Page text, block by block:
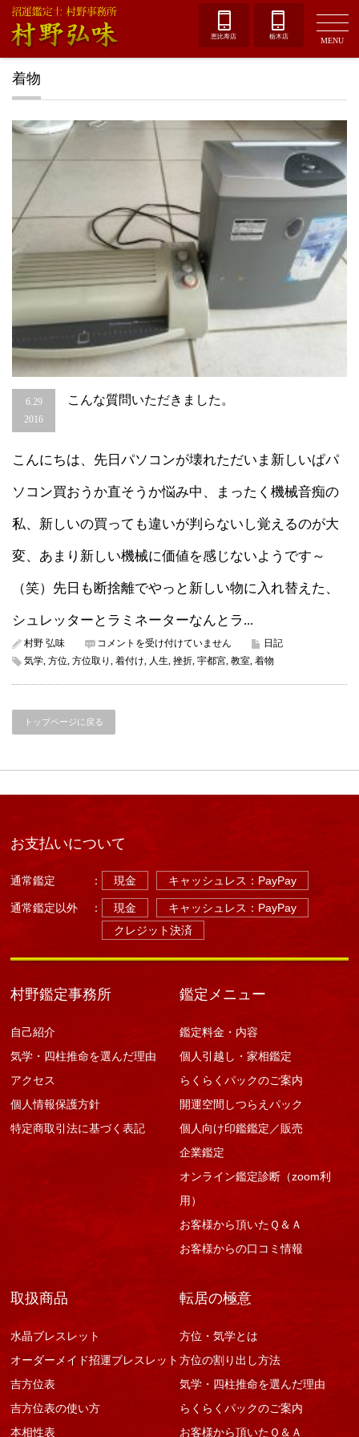
恵比寿店 栃木店 MENU
着物
6.29
2016
こんな質問いただきました。
こんにちは、先日パソコンが壊れただいま新しいぱパ
ソコン買おうか直そうか悩み中、まったく機械音痴の
私、新しいの買っても違いが判らないし覚えるのが大
変、あまり新しい機械に価値を感じないようです～
（笑）先日も断捨離でやっと新しい物に入れ替えた、
シュレッターとラミネーターなんとラ...
村野 弘味
こ
ん
質
い
た
だ
た。
コメントを受け付けていません
日記
気学, 方位, 方位取り , 着付け, 人生, 挫折, 宇都宮, 教室, 着物
トップページに戻る
お支払いについて
通常鑑定 ： 現金 キャッシュレス：PayPay
通常鑑定以外 ： 現金
キャッシュレス：PayPay
クレジット決済
村野鑑定事務所
自己紹介
気学・四柱推命を選んだ理由
アクセス
個人情報保護方針
特定商取引法に基づく表記
鑑定メニュー
鑑定料金・内容
個人引越し・家相鑑定
らくらくパックのご案内
開運空間しつらえパック
個人向け印鑑鑑定／販売
企業鑑定
オンライン鑑定診断（zoom利
用）
お客様から頂いたＱ＆Ａ
お客様からの口コミ情報
取扱商品
水晶ブレスレット
オーダーメイド招運ブレスレット
吉方位表
吉方位表の使い方
本相性表
転居の極意
方位・気学とは
方位の割り出し方法
気学・四柱推命を選んだ理由
らくらくパックのご案内
お客様から頂いたＱ＆Ａ